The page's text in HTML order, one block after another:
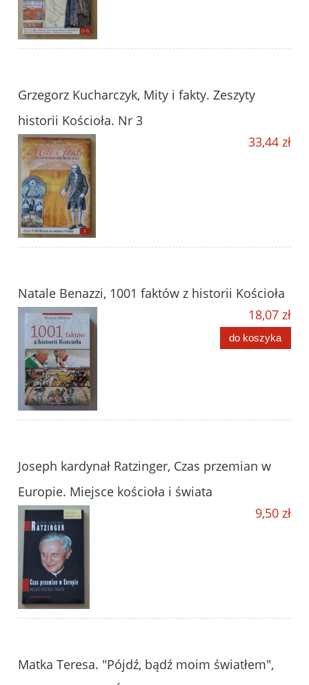
Grzegorz Kucharczyk, Mity i fakty. Zeszyty
historii Kościoła. Nr 3
33,44 zł
Natale Benazzi, 1001 faktów z historii Kościoła
18,07 zł
do koszyka
Joseph kardynał Ratzinger, Czas przemian w
Europie. Miejsce kościoła i świata
9,50 zł
Matka Teresa. "Pójdź, bądź moim światłem",